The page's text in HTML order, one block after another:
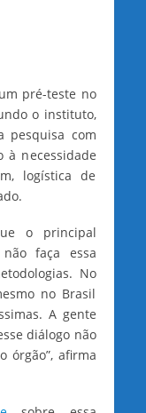
pré-teste no
o instituto,
pesquisa com
à necessidade
logística de
o principal
faça essa
No
no Brasil
A gente
diálogo não
órgão”, afirma